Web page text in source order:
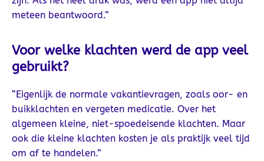
meteen beantwoord.”
Voor welke klachten werd de app veel
gebruikt?
“Eigenlijk de normale vakantievragen, zoals oor- en
buikklachten en vergeten medicatie. Over het
algemeen kleine, niet-spoedeisende klachten. Maar
ook die kleine klachten kosten je als praktijk veel tijd
om af te handelen.”